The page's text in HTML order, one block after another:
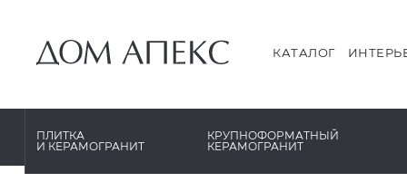
КАТАЛОГ
ПЛИТКА
И КЕРАМОГРАНИТ
PORCELANOSA
УРАЛЬСКИЙ ГРАНИТ
КРУПНОФОРМАТНЫЙ
КЕРАМОГРАНИТ
XXL Pamesa